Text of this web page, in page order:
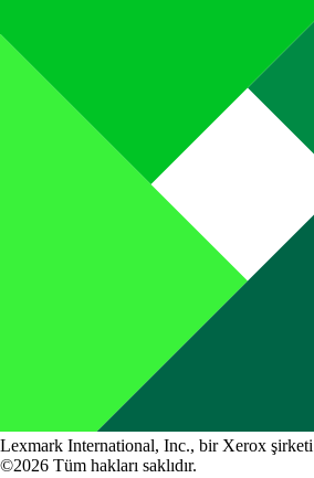
Lexmark International, Inc., bir Xerox şirketi
©2026 Tüm hakları saklıdır.